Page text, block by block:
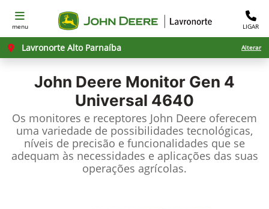
menu LIGAR
Lavronorte Alto Parnaíba Alterar
John Deere Monitor Gen 4
Universal 4640
Os monitores e receptores John Deere oferecem
uma variedade de possibilidades tecnológicas,
níveis de precisão e funcionalidades que se
adequam às necessidades e aplicações das suas
operações agrícolas.